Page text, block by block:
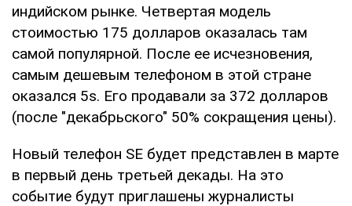
индийском рынке. Четвертая модель
стоимостью 175 долларов оказалась там
самой популярной. После ее исчезновения,
самым дешевым телефоном в этой стране
оказался 5s. Его продавали за 372 долларов
(после "декабрьского" 50% сокращения цены).
Новый телефон SE будет представлен в марте
в первый день третьей декады. На это
событие будут приглашены журналисты